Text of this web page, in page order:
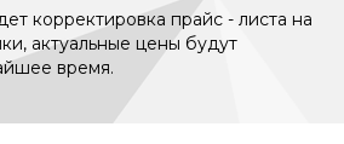
корректировка прайс - листа на
актуальные цены будут
время.